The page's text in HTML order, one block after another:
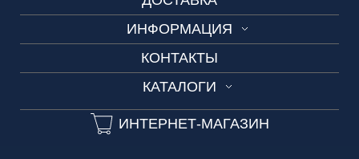
ЗЕРКАЛА
3D-тур на производство
Замеры и консультации
Разработка дизайн-проекта
ИНФОРМАЦИЯ
Технические условия
Сроки изготовления
Частые вопросы
КОНТАКТЫ
КАТАЛОГИ
Каталог №1 Зеркальные изделия
ИНТЕРНЕТ-МАГАЗИН